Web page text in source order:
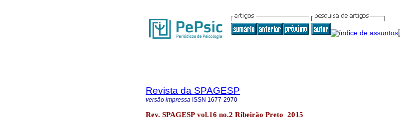
Revista da SPAGESP
versão impressa ISSN 1677-2970
Rev. SPAGESP vol.16 no.2 Ribeirão Preto 2015